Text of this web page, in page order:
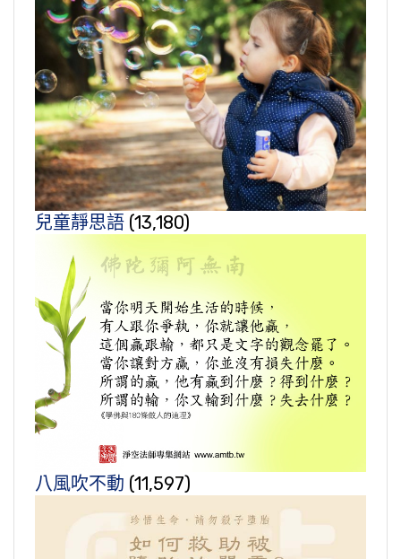
兒童靜思語 (13,180)
八風吹不動 (11,597)